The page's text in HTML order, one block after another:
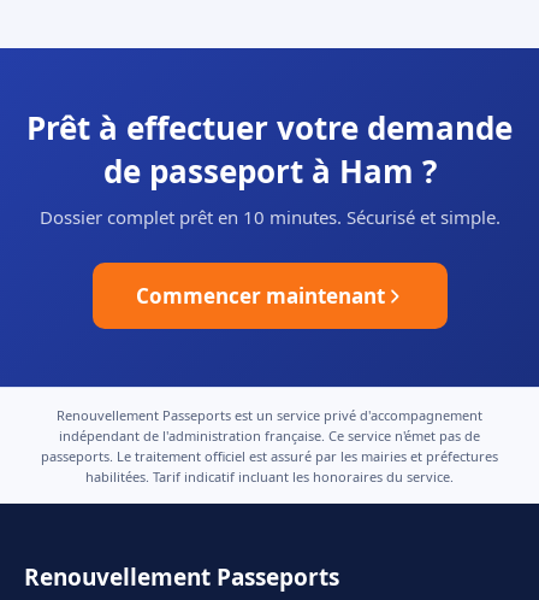
Prêt à effectuer votre demande
de passeport à Ham ?
Dossier complet prêt en 10 minutes. Sécurisé et simple.
Commencer maintenant
Renouvellement Passeports est un service privé d'accompagnement
indépendant de l'administration française. Ce service n'émet pas de
passeports. Le traitement officiel est assuré par les mairies et préfectures
habilitées. Tarif indicatif incluant les honoraires du service.
Renouvellement Passeports